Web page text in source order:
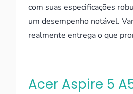
com suas especificações
um desempenho notável.
realmente entrega o que
Acer Aspire 5